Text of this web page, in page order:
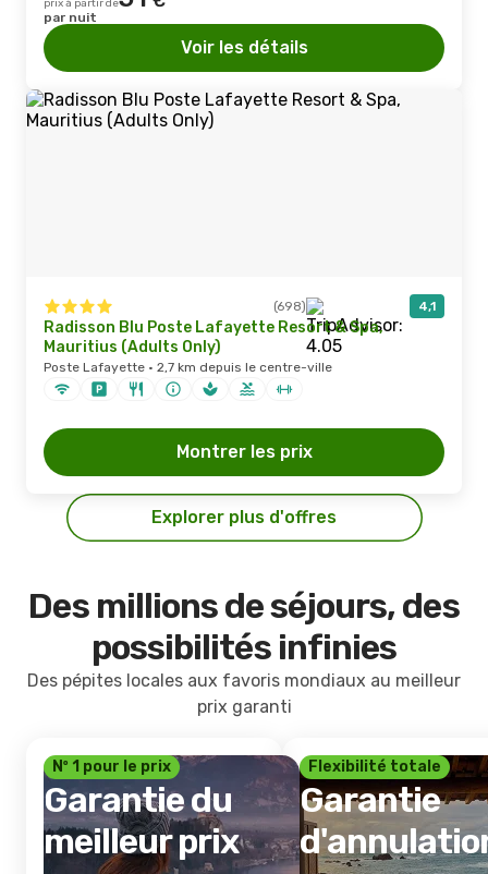
prix à partir de
par nuit
Voir les détails
(698) 4,1
Radisson Blu Poste Lafayette Resort & Spa,
Mauritius (Adults Only)
Poste Lafayette · 2,7 km depuis le centre-ville
Montrer les prix
Explorer plus d'offres
Des millions de séjours, des
possibilités infinies
Des pépites locales aux favoris mondiaux au meilleur
prix garanti
Nº 1 pour le prix
Garantie du
meilleur prix
Flexibilité totale
Garantie